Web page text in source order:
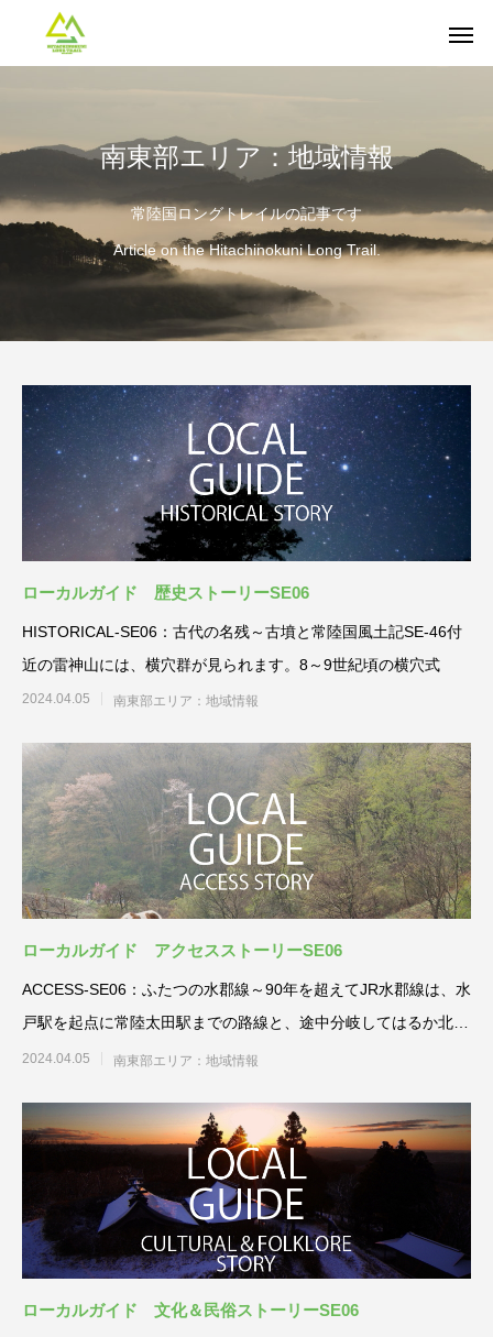
南東部エリア：地域情報
常陸国ロングトレイルの記事です
Article on the Hitachinokuni Long Trail.
ローカルガイド 歴史ストーリーSE06
HISTORICAL-SE06：古代の名残～古墳と常陸国風土記SE-46付
近の雷神山には、横穴群が見られます。8～9世紀頃の横穴式
2024.04.05 南東部エリア：地域情報
ローカルガイド アクセスストーリーSE06
ACCESS-SE06：ふたつの水郡線～90年を超えてJR水郡線は、水
戸駅を起点に常陸太田駅までの路線と、途中分岐してはるか北の
福
2024.04.05 南東部エリア：地域情報
ローカルガイド 文化＆民俗ストーリーSE06